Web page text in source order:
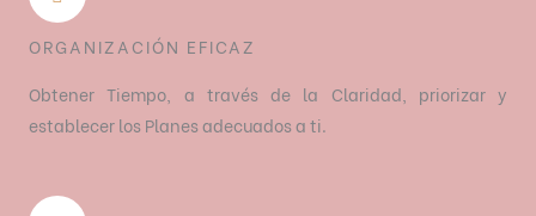
ORGANIZACIÓN EFICAZ
Obtener Tiempo, a través de la Claridad, priorizar y
establecer los Planes adecuados a ti.